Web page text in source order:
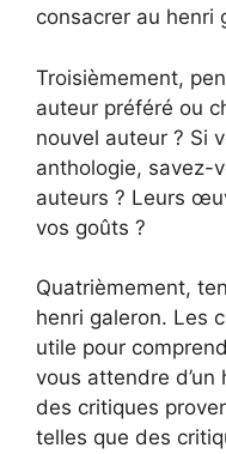
consacrer au henri
Troisièmement,
auteur préféré ou
nouvel auteur ? Si
anthologie, savez-
auteurs ? Leurs
vos goûts ?
Quatrièmement,
henri galeron. Les
utile pour
vous attendre d’un
des critiques
telles que des